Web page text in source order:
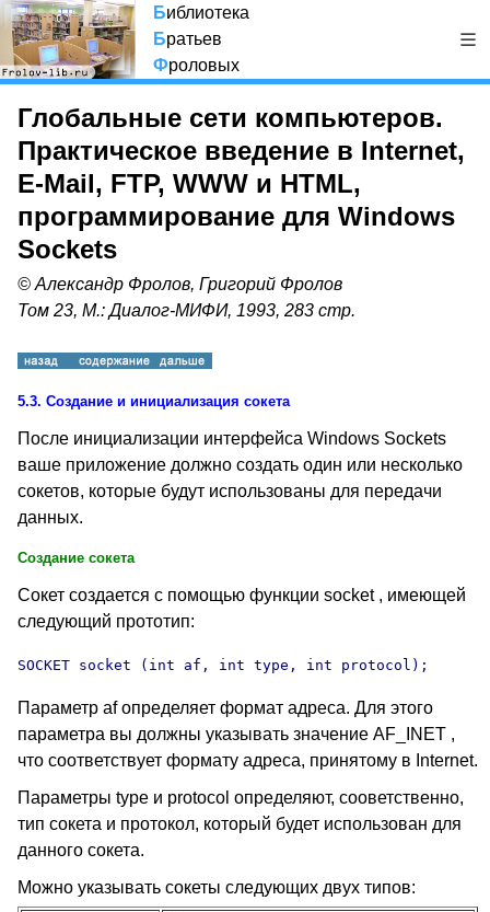
Библиотека
Братьев
Фроловых
Глобальные сети компьютеров.
Практическое введение в Internet,
E-Mail, FTP, WWW и HTML,
программирование для Windows
Sockets
© Александр Фролов, Григорий Фролов
Том 23, М.: Диалог-МИФИ, 1993, 283 стр.
5.3. Создание и инициализация сокета
После инициализации интерфейса Windows Sockets
ваше приложение должно создать один или несколько
сокетов, которые будут использованы для передачи
данных.
Создание сокета
Сокет создается с помощью функции socket , имеющей
следующий прототип:
Параметр afопределяет формат адреса. Для этого
параметра вы должны указывать значение AF_INET ,
что соответствует формату адреса, принятому в Internet.
Параметры type и protocol определяют, сооветственно,
тип сокета и протокол, который будет использован для
данного сокета.
Можно указывать сокеты следующих двух типов: